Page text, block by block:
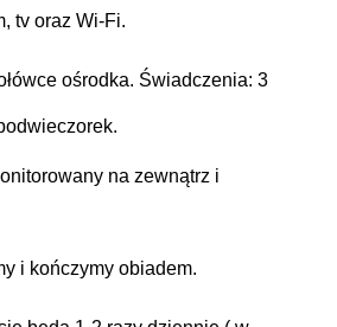
tv oraz Wi-Fi.
ośrodka. Świadczenia: 3
na zewnątrz i
i kończymy obiadem.